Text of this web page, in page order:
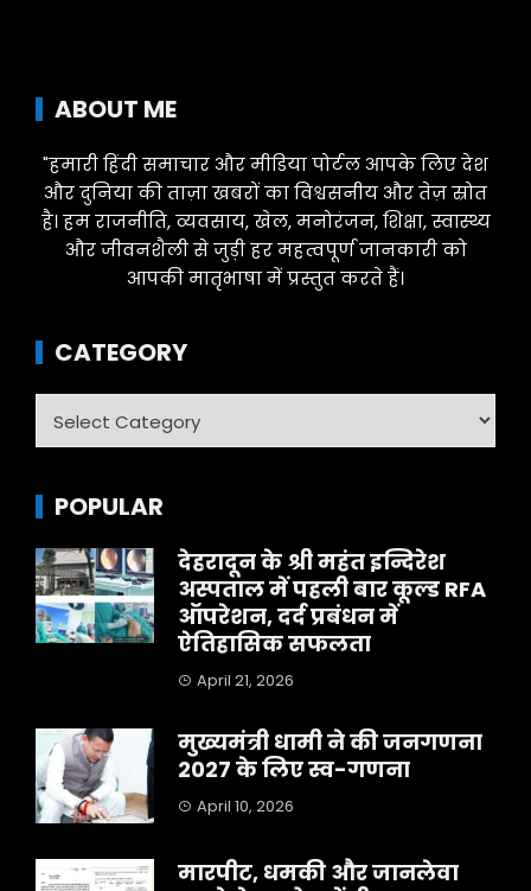
ABOUT ME
"हमारी हिंदी समाचार और मीडिया पोर्टल आपके लिए देश
और दुनिया की ताज़ा खबरों का विश्वसनीय और तेज़ स्रोत
है। हम राजनीति, व्यवसाय, खेल, मनोरंजन, शिक्षा, स्वास्थ्य
और जीवनशैली से जुड़ी हर महत्वपूर्ण जानकारी को
आपकी मातृभाषा में प्रस्तुत करते हैं।
CATEGORY
POPULAR
देहरादून के श्री महंत इन्दिरेश
अस्पताल में पहली बार कूल्ड RFA
ऑपरेशन, दर्द प्रबंधन में
ऐतिहासिक सफलता
April 21, 2026
मुख्यमंत्री धामी ने की जनगणना
2027 के लिए स्व-गणना
April 10, 2026
मारपीट, धमकी और जानलेवा